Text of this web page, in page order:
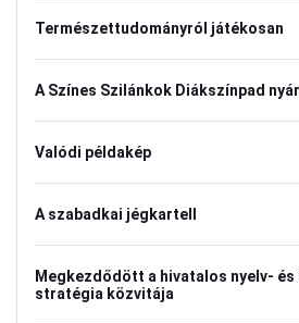
Természettudományról játékosan
A Színes Szilánkok Diákszínpad
Valódi példakép
A szabadkai jégkartell
Megkezdődött a hivatalos nyelv-
stratégia közvitája